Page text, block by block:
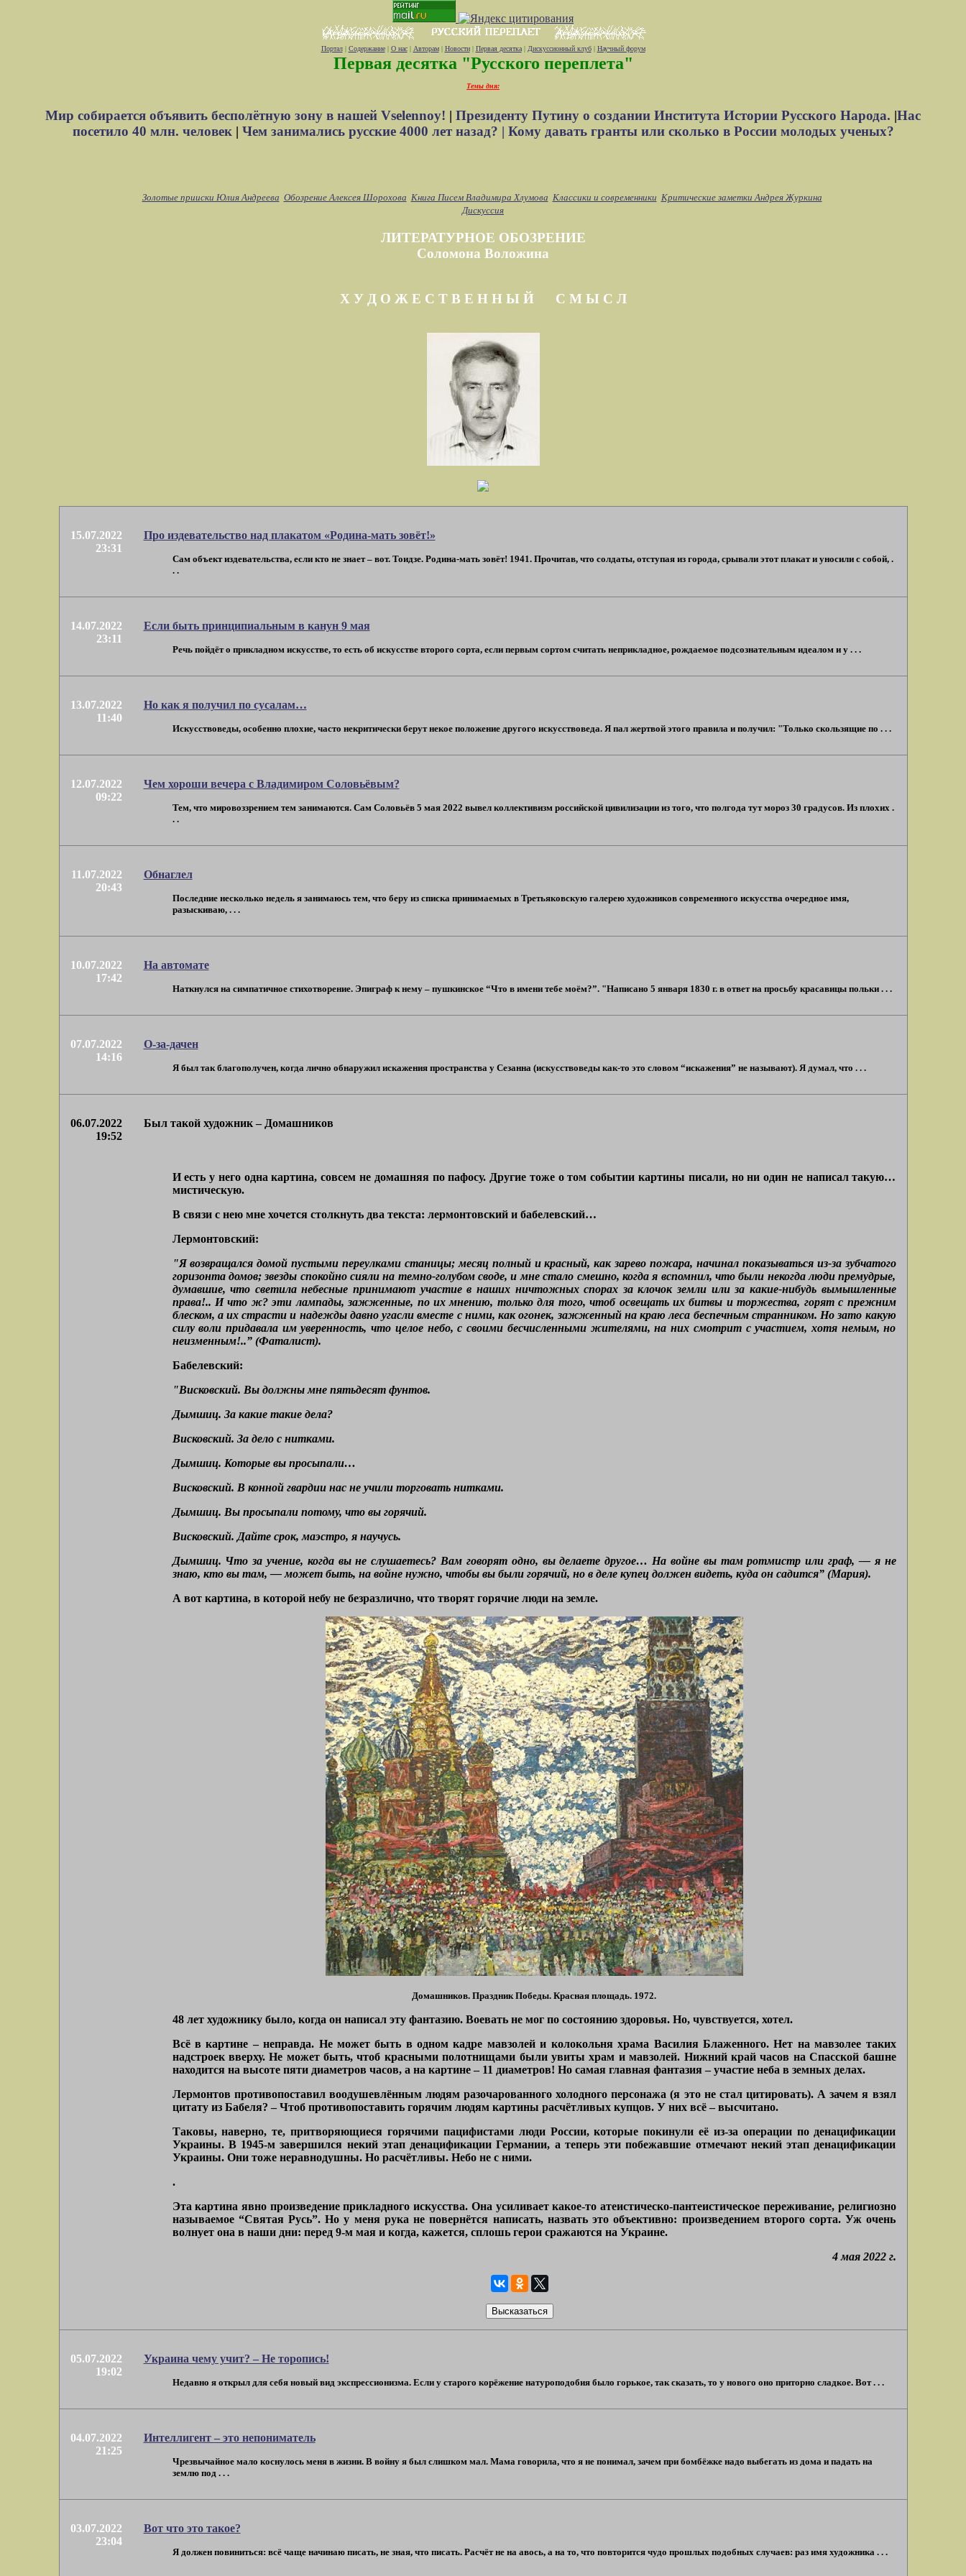
Портал| Содержание| О нас| Авторам| Новости| Первая десятка| Дискуссионный клуб| Научный форум
Первая десятка "Русского переплета"
Темы дня:
Мир собирается объявить бесполётную зону в нашей Vselennoy! | Президенту Путину о создании Института Истории Русского Народа. |Нас
посетило 40 млн. человек| Чем занимались русские 4000 лет назад? | Кому давать гранты или сколько в России молодых ученых?
Золотые прииски Юлия Андреева Обозрение Алексея Шорохова Книга Писем Владимира Хлумова Классики и современники Критические заметки Андрея Журкина
Дискуссия
ЛИТЕРАТУРНОЕ ОБОЗРЕНИЕ
Соломона Воложина
Х У Д О Ж Е С Т В Е Н Н Ы Й С М Ы С Л
15.07.2022
23:31
Про издевательство над плакатом «Родина-мать зовёт!»
Сам объект издевательства, если кто не знает – вот. Тоидзе. Родина-мать зовёт! 1941. Прочитав, что солдаты, отступая из города, срывали этот плакат и уносили с собой, .
. .
14.07.2022
23:11
Если быть принципиальным в канун 9 мая
Речь пойдёт о прикладном искусстве, то есть об искусстве второго сорта, если первым сортом считать неприкладное, рождаемое подсознательным идеалом и у . . .
13.07.2022
11:40
Но как я получил по сусалам…
Искусствоведы, особенно плохие, часто некритически берут некое положение другого искусствоведа. Я пал жертвой этого правила и получил: "Только скользящие по . . .
12.07.2022
09:22
Чем хороши вечера с Владимиром Соловьёвым?
Тем, что мировоззрением тем занимаются. Сам Соловьёв 5 мая 2022 вывел коллективизм российской цивилизации из того, что полгода тут мороз 30 градусов. Из плохих .
. .
11.07.2022
20:43
Обнаглел
Последние несколько недель я занимаюсь тем, что беру из списка принимаемых в Третьяковскую галерею художников современного искусства очередное имя,
разыскиваю, . . .
10.07.2022
17:42
На автомате
Наткнулся на симпатичное стихотворение. Эпиграф к нему – пушкинское “Что в имени тебе моём?”. "Написано 5 января 1830 г. в ответ на просьбу красавицы польки . . .
07.07.2022
14:16
О-за-дачен
Я был так благополучен, когда лично обнаружил искажения пространства у Сезанна (искусствоведы как-то это словом “искажения” не называют). Я думал, что . . .
06.07.2022
19:52
Был такой художник – Домашников
И есть у него одна картина, совсем не домашняя по пафосу. Другие тоже о том событии картины писали, но ни один не написал такую…
мистическую.
В связи с нею мне хочется столкнуть два текста: лермонтовский и бабелевский…
Лермонтовский:
"Я возвращался домой пустыми переулками станицы; месяц полный и красный, как зарево пожара, начинал показываться из-за зубчатого
горизонта домов; звезды спокойно сияли на темно-голубом своде, и мне стало смешно, когда я вспомнил, что были некогда люди премудрые,
думавшие, что светила небесные принимают участие в наших ничтожных спорах за клочок земли или за какие-нибудь вымышленные
права!.. И что ж? эти лампады, зажженные, по их мнению, только для того, чтоб освещать их битвы и торжества, горят с прежним
блеском, а их страсти и надежды давно угасли вместе с ними, как огонек, зажженный на краю леса беспечным странником. Но зато какую
силу воли придавала им уверенность, что целое небо, с своими бесчисленными жителями, на них смотрит с участием, хотя немым, но
неизменным!..” (Фаталист).
Бабелевский:
"Висковский. Вы должны мне пятьдесят фунтов.
Дымшиц. За какие такие дела?
Висковский. За дело с нитками.
Дымшиц. Которые вы просыпали…
Висковский. В конной гвардии нас не учили торговать нитками.
Дымшиц. Вы просыпали потому, что вы горячий.
Висковский. Дайте срок, маэстро, я научусь.
Дымшиц. Что за учение, когда вы не слушаетесь? Вам говорят одно, вы делаете другое… На войне вы там ротмистр или граф, — я не
знаю, кто вы там, — может быть, на войне нужно, чтобы вы были горячий, но в деле купец должен видеть, куда он садится” (Мария).
А вот картина, в которой небу не безразлично, что творят горячие люди на земле.
Домашников. Праздник Победы. Красная площадь. 1972.
48 лет художнику было, когда он написал эту фантазию. Воевать не мог по состоянию здоровья. Но, чувствуется, хотел.
Всё в картине – неправда. Не может быть в одном кадре мавзолей и колокольня храма Василия Блаженного. Нет на мавзолее таких
надстроек вверху. Не может быть, чтоб красными полотнищами были увиты храм и мавзолей. Нижний край часов на Спасской башне
находится на высоте пяти диаметров часов, а на картине – 11 диаметров! Но самая главная фантазия – участие неба в земных делах.
Лермонтов противопоставил воодушевлённым людям разочарованного холодного персонажа (я это не стал цитировать). А зачем я взял
цитату из Бабеля? – Чтоб противопоставить горячим людям картины расчётливых купцов. У них всё – высчитано.
Таковы, наверно, те, притворяющиеся горячими пацифистами люди России, которые покинули её из-за операции по денацификации
Украины. В 1945-м завершился некий этап денацификации Германии, а теперь эти побежавшие отмечают некий этап денацификации
Украины. Они тоже неравнодушны. Но расчётливы. Небо не с ними.
.
Эта картина явно произведение прикладного искусства. Она усиливает какое-то атеистическо-пантеистическое переживание, религиозно
называемое “Святая Русь”. Но у меня рука не повернётся написать, назвать это объективно: произведением второго сорта. Уж очень
волнует она в наши дни: перед 9-м мая и когда, кажется, сплошь герои сражаются на Украине.
4 мая 2022 г.
05.07.2022
19:02
Украина чему учит? – Не торопись!
Недавно я открыл для себя новый вид экспрессионизма. Если у старого корёжение натуроподобия было горькое, так сказать, то у нового оно приторно сладкое. Вот . . .
04.07.2022
21:25
Интеллигент – это непониматель
Чрезвычайное мало коснулось меня в жизни. В войну я был слишком мал. Мама говорила, что я не понимал, зачем при бомбёжке надо выбегать из дома и падать на
землю под . . .
03.07.2022
23:04
Вот что это такое?
Я должен повиниться: всё чаще начинаю писать, не зная, что писать. Расчёт не на авось, а на то, что повторится чудо прошлых подобных случаев: раз имя художника . . .